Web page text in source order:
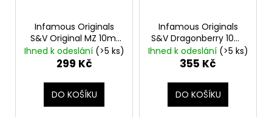
Infamous Originals
S&V Original MZ 10ml
Oříškový tabák s
karamelem
Ihned k odeslání (>5 ks)
299 Kč
DO KOŠÍKU
Infamous Originals
S&V Dragonberry 10ml
Jahody s dračím
ovocem
Ihned k odeslání (>5 ks)
355 Kč
DO KOŠÍKU